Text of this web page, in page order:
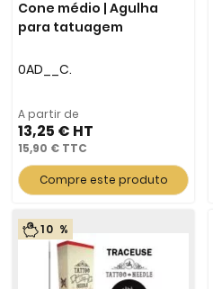
Cone médio | Agulha
para tatuagem
0AD__C.
A partir de
13,25 €
15,90 €
Compre este produto
10 %